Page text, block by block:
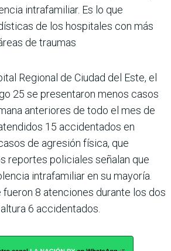
intrafamiliar. Es lo que
de los hospitales con más
de traumas
Regional de Ciudad del Este, el
25 se presentaron menos casos
anteriores de todo el mes de
15 accidentados en
de agresión física, que
reportes policiales señalan que
intrafamiliar en su mayoría.
8 atenciones durante los dos
6 accidentados.